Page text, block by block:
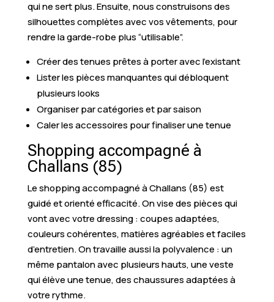
qui ne sert plus. Ensuite, nous construisons des
silhouettes complètes avec vos vêtements, pour
rendre la garde-robe plus “utilisable”.
Créer des tenues prêtes à porter avec l’existant
Lister les pièces manquantes qui débloquent
plusieurs looks
Organiser par catégories et par saison
Caler les accessoires pour finaliser une tenue
Shopping accompagné à
Challans (85)
Le shopping accompagné à Challans (85) est
guidé et orienté efficacité. On vise des pièces qui
vont avec votre dressing : coupes adaptées,
couleurs cohérentes, matières agréables et faciles
d’entretien. On travaille aussi la polyvalence : un
même pantalon avec plusieurs hauts, une veste
qui élève une tenue, des chaussures adaptées à
votre rythme.